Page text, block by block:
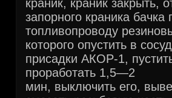
краник, краник закрыть,
запорного краника
топливопроводу
которого опустить в
присадки АКОР-1,
проработать 1,5—2
мин, выключить его,